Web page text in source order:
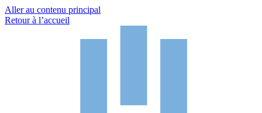
Aller au contenu principal
Retour à l’accueil